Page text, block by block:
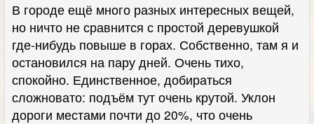
В городе ещё много разных интересных вещей,
но ничто не сравнится с простой деревушкой
где-нибудь повыше в горах. Собственно, там я и
остановился на пару дней. Очень тихо,
спокойно. Единственное, добираться
сложновато: подъём тут очень крутой. Уклон
дороги местами почти до 20%, что очень